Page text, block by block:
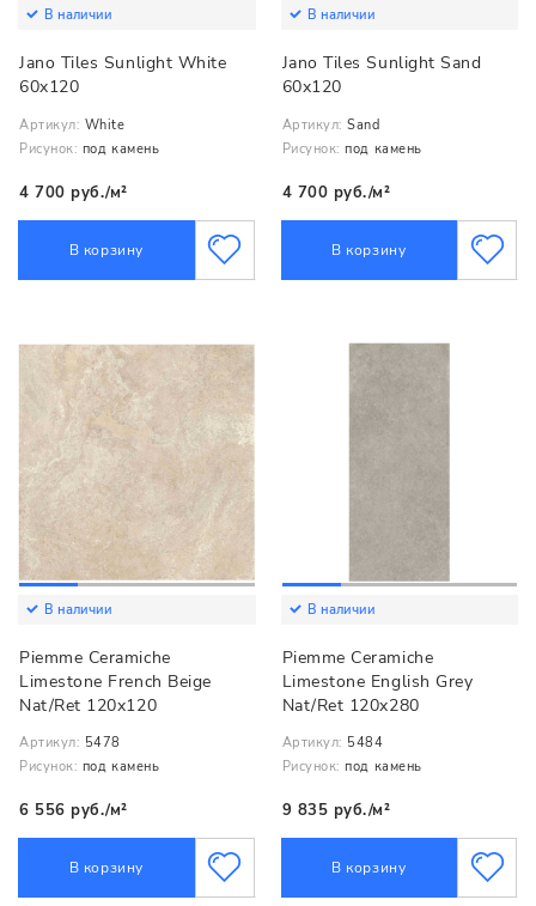
В наличии
Jano Tiles Sunlight White
60x120
Артикул: White
Рисунок: под камень
4 700 руб./м²
В корзину
В наличии
Jano Tiles Sunlight Sand
60x120
Артикул: Sand
Рисунок: под камень
4 700 руб./м²
В корзину
В наличии
Piemme Ceramiche
Limestone French Beige
Nat/Ret 120x120
Артикул: 5478
Рисунок: под камень
6 556 руб./м²
В корзину
В наличии
Piemme Ceramiche
Limestone English Grey
Nat/Ret 120x280
Артикул: 5484
Рисунок: под камень
9 835 руб./м²
В корзину